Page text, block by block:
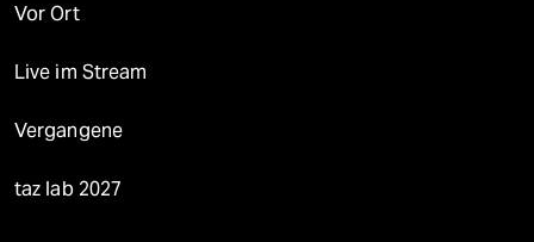
Vor Ort
Live im Stream
Vergangene
taz lab 2027